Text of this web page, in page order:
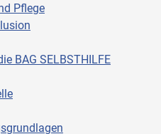
Pflege
BAG SELBSTHILFE